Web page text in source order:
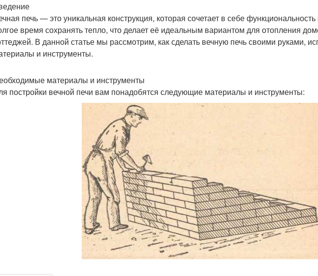
печь — это уникальная конструкция, которая сочетает в себе
время сохранять тепло, что делает её идеальным вариантом для отопления
В данной статье мы рассмотрим, как сделать вечную печь своими руками,
и инструменты.
материалы и инструменты
постройки вечной печи вам понадобятся следующие материалы и инструменты: